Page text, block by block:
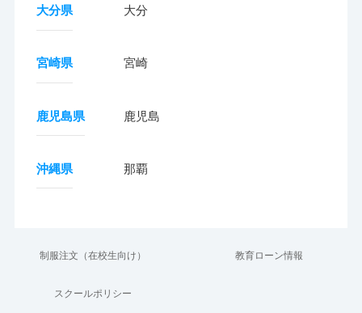
大分県 大分
宮崎県 宮崎
鹿児島県 鹿児島
沖縄県 那覇
制服注文（在校生向け） 教育ローン情報
スクールポリシー